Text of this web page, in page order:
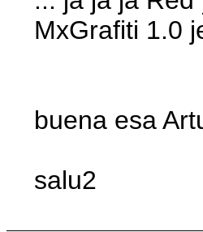
MxGrafiti 1.0
buena esa
salu2